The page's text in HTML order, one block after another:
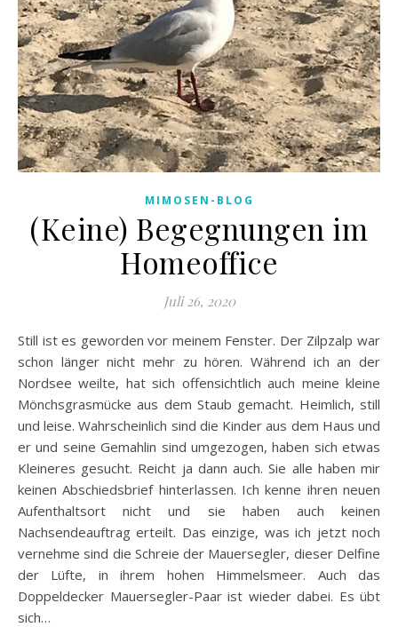
MIMOSEN-BLOG
(Keine) Begegnungen im
Homeoffice
Juli 26, 2020
Still ist es geworden vor meinem Fenster. Der Zilpzalp war
schon länger nicht mehr zu hören. Während ich an der
Nordsee weilte, hat sich offensichtlich auch meine kleine
Mönchsgrasmücke aus dem Staub gemacht. Heimlich, still
und leise. Wahrscheinlich sind die Kinder aus dem Haus und
er und seine Gemahlin sind umgezogen, haben sich etwas
Kleineres gesucht. Reicht ja dann auch. Sie alle haben mir
keinen Abschiedsbrief hinterlassen. Ich kenne ihren neuen
Aufenthaltsort nicht und sie haben auch keinen
Nachsendeauftrag erteilt. Das einzige, was ich jetzt noch
vernehme sind die Schreie der Mauersegler, dieser Delfine
der Lüfte, in ihrem hohen Himmelsmeer. Auch das
Doppeldecker Mauersegler-Paar ist wieder dabei. Es übt
sich…